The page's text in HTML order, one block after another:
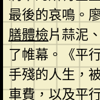
最後的哀鳴。
膳體檢片蒜泥
了帷幕。《平
手殘的人生，
車費，以及平